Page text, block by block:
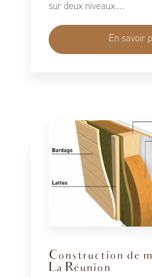
sur deux niveaux....
En savoir
Construction de
La Réunion